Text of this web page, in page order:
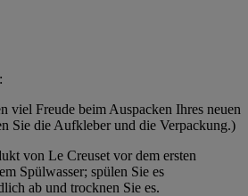
viel Freude beim Auspacken Ihres neuen
Sie die Aufkleber und die Verpackung.)
von Le Creuset vor dem ersten
Spülwasser; spülen Sie es
ab und trocknen Sie es.